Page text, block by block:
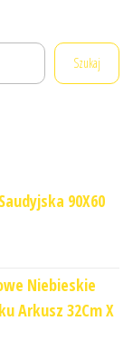
Szukaj
90X60
Niebieskie
Arkusz 32Cm X